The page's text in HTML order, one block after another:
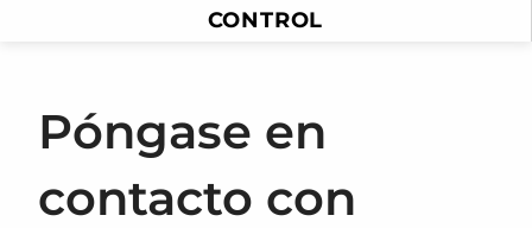
CONTROL
Póngase en
contacto con